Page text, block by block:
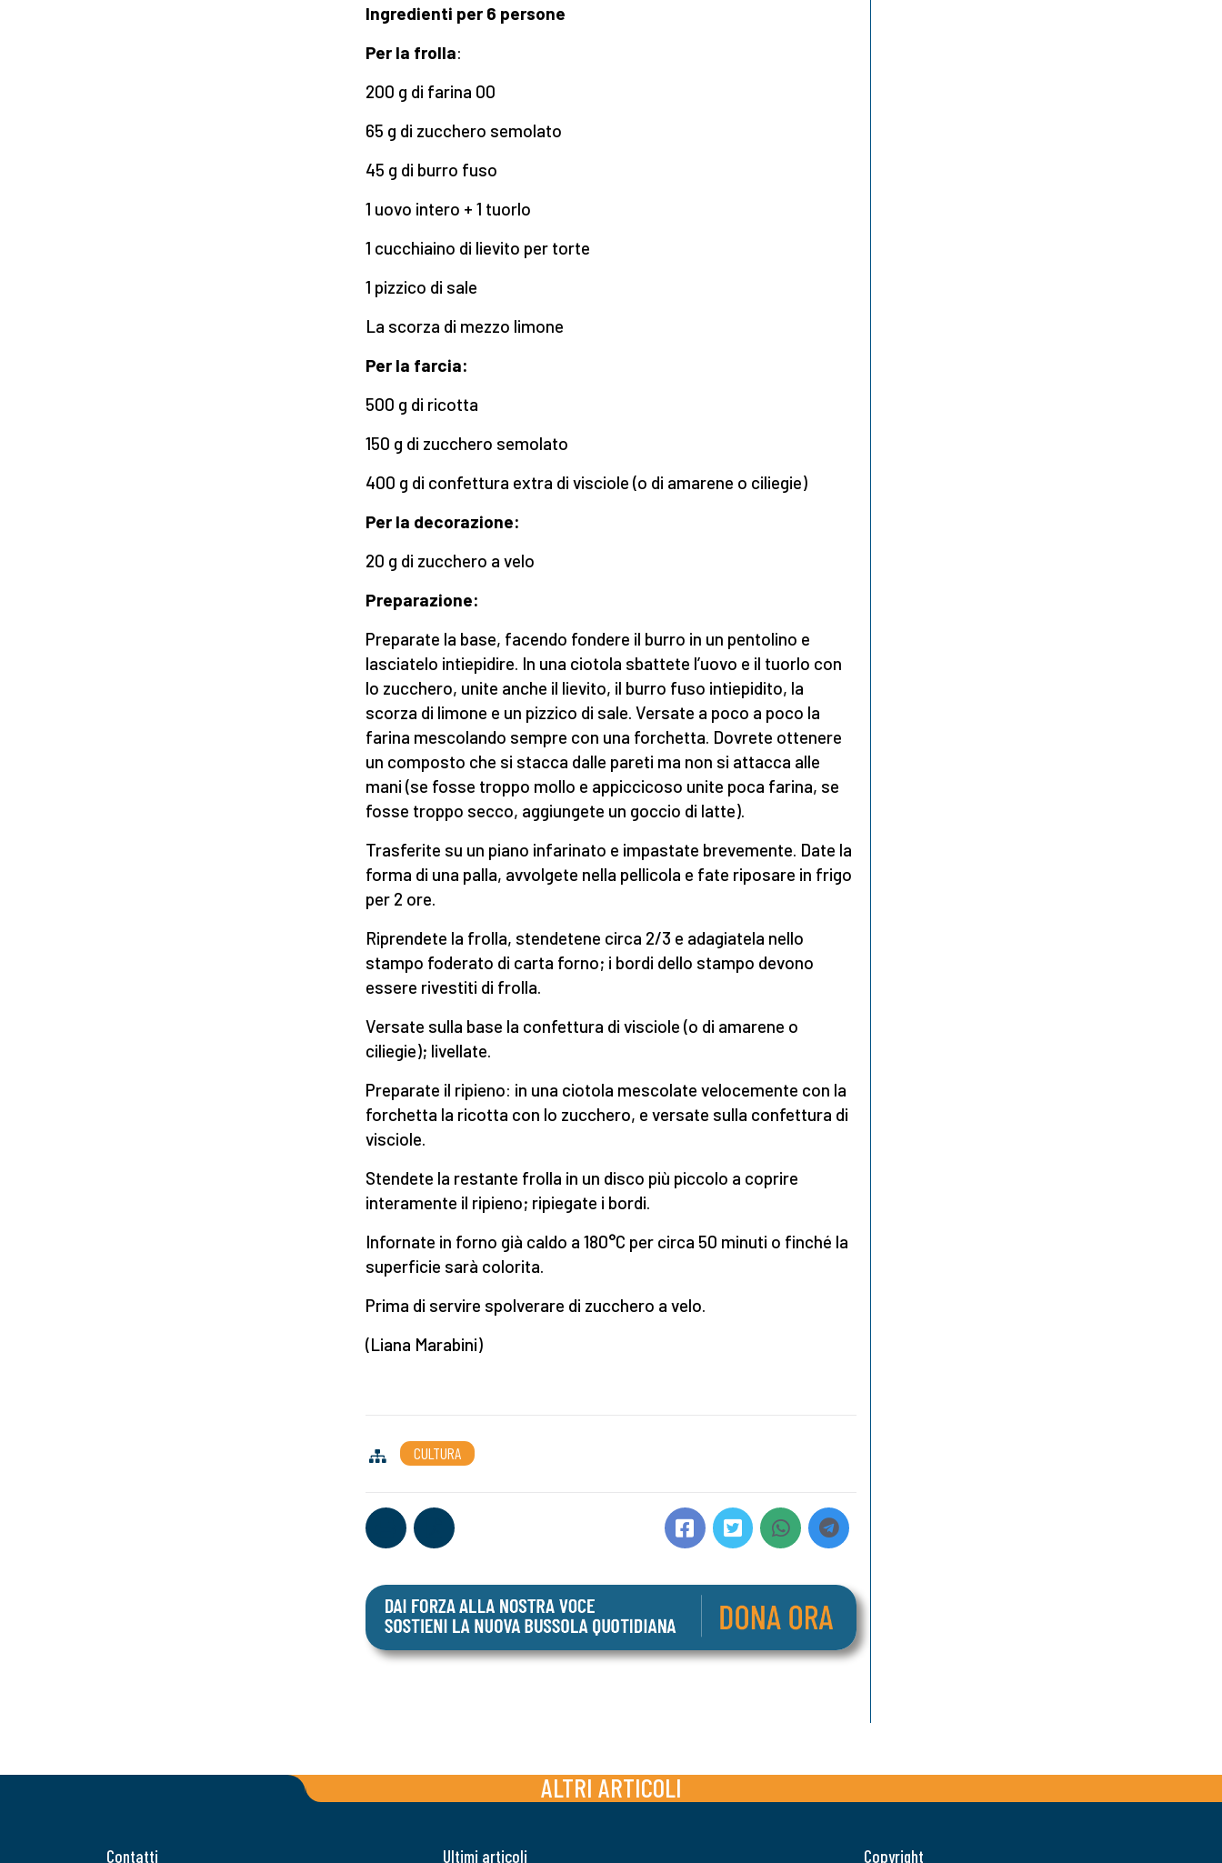
Ingredienti per 6 persone
Per la frolla:
200 g di farina 00
65 g di zucchero semolato
45 g di burro fuso
1 uovo intero + 1 tuorlo
1 cucchiaino di lievito per torte
1 pizzico di sale
La scorza di mezzo limone
Per la farcia:
500 g di ricotta
150 g di zucchero semolato
400 g di confettura extra di visciole (o di amarene o ciliegie)
Per la decorazione:
20 g di zucchero a velo
Preparazione:
Preparate la base, facendo fondere il burro in un pentolino e
lasciatelo intiepidire. In una ciotola sbattete l’uovo e il tuorlo con
lo zucchero, unite anche il lievito, il burro fuso intiepidito, la
scorza di limone e un pizzico di sale. Versate a poco a poco la
farina mescolando sempre con una forchetta. Dovrete ottenere
un composto che si stacca dalle pareti ma non si attacca alle
mani (se fosse troppo mollo e appiccicoso unite poca farina, se
fosse troppo secco, aggiungete un goccio di latte).
Trasferite su un piano infarinato e impastate brevemente. Date la
forma di una palla, avvolgete nella pellicola e fate riposare in frigo
per 2 ore.
Riprendete la frolla, stendetene circa 2/3 e adagiatela nello
stampo foderato di carta forno; i bordi dello stampo devono
essere rivestiti di frolla.
Versate sulla base la confettura di visciole (o di amarene o
ciliegie); livellate.
Preparate il ripieno: in una ciotola mescolate velocemente con la
forchetta la ricotta con lo zucchero, e versate sulla confettura di
visciole.
Stendete la restante frolla in un disco più piccolo a coprire
interamente il ripieno; ripiegate i bordi.
Infornate in forno già caldo a 180°C per circa 50 minuti o finché la
superficie sarà colorita.
Prima di servire spolverare di zucchero a velo.
(Liana Marabini)
CULTURA
ALTRI ARTICOLI
Contatti Ultimi articoli Copyright